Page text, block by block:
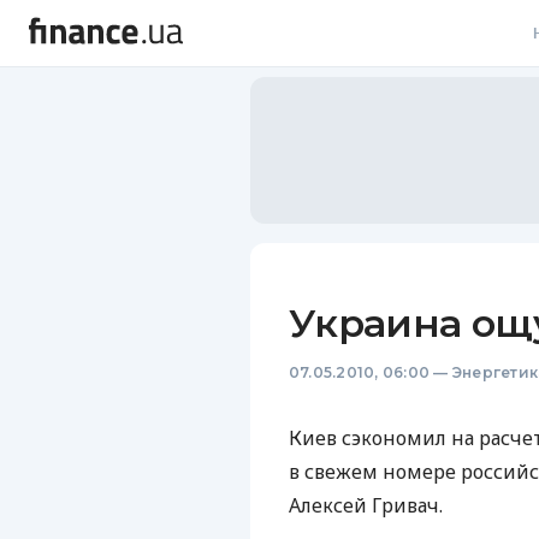
Украина
07.05.2010, 06:00 —
Киев сэкономил на
в свежем номере
Алексей Гривач.